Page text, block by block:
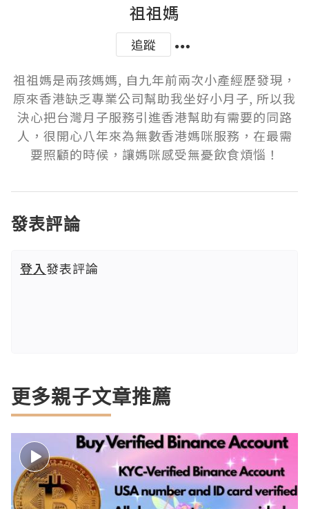
祖祖媽
追蹤
祖祖媽是兩孩媽媽, 自九年前兩次小產經歷發現，
原來香港缺乏專業公司幫助我坐好小月子, 所以我
決心把台灣月子服務引進香港幫助有需要的同路
人，很開心八年來為無數香港媽咪服務，在最需
要照顧的時候，讓媽咪感受無憂飲食煩惱！
發表評論
登入發表評論
更多親子文章推薦